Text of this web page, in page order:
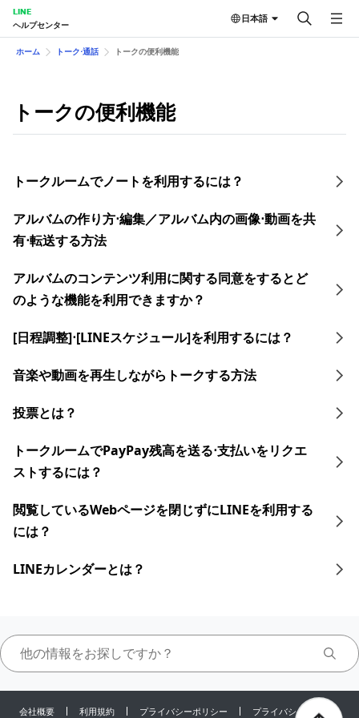
LINE
ヘルプセンター
日本語
ホーム トーク⋅通話 トークの便 利機能
トークの便 利機能
トークルームでノートを利用するには？
アルバムの作り方⋅編集／アルバム内の画像⋅動画を共
有⋅転送する方法
アルバムのコンテンツ利用に関する同意をするとど
のような機能を利用できますか？
[日程調整]⋅[LINEスケジュール]を利用するには？
音楽や動画を再生しながらトークする 方法
投票とは？
トークルームでPayPay残高を送る⋅支払いをリクエ
ストするには？
閲覧しているWebページを閉じずにLINEを利用する
には？
LINEカレンダーとは？
会社概要 利用規約 プライバシーポリシー プライバシーセンター